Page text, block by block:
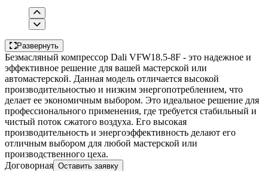
Развернуть
Безмасляный компрессор Dali VFW18.5-8F - это надежное и
эффективное решение для вашей мастерской или
автомастерской. Данная модель отличается высокой
производительностью и низким энергопотреблением, что
делает ее экономичным выбором. Это идеальное решение для
профессионального применения, где требуется стабильный и
чистый поток сжатого воздуха. Его высокая
производительность и энергоэффективность делают его
отличным выбором для любой мастерской или
производственного цеха.
Договорная Оставить заявку